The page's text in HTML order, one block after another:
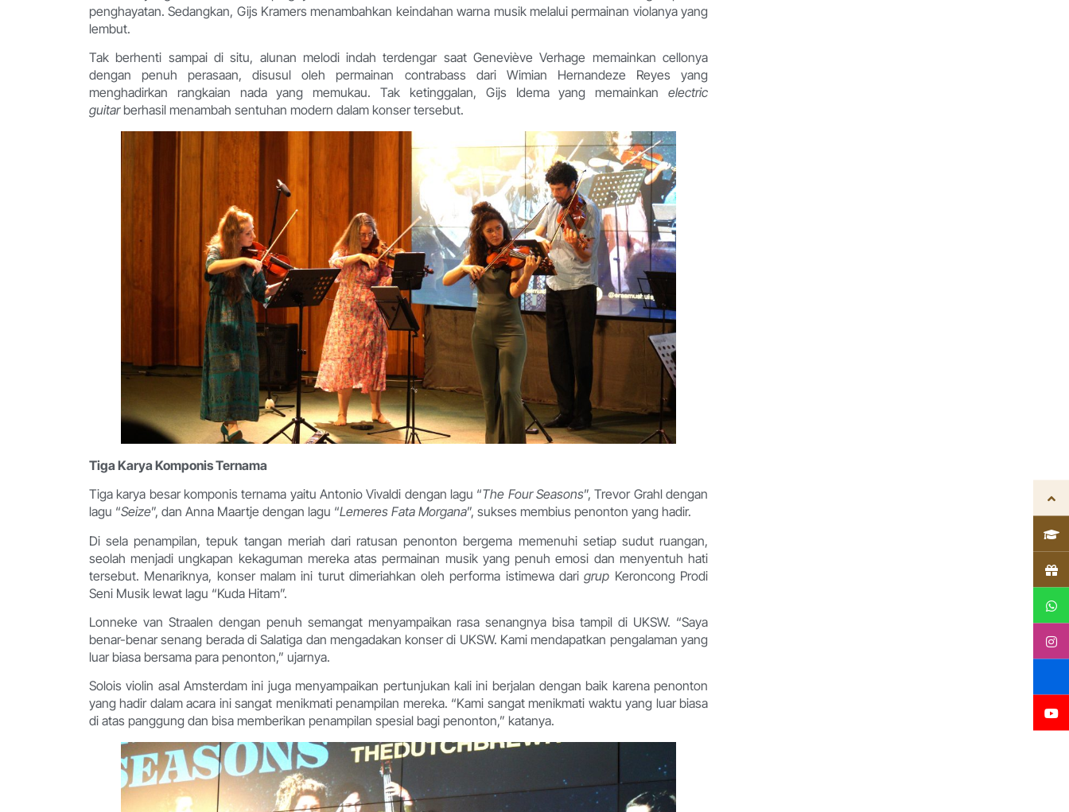
penghayatan. Sedangkan, Gijs Kramers menambahkan keindahan warna musik melalui permainan violanya yang
lembut.
Tak berhenti sampai di situ, alunan melodi indah terdengar saat Geneviève Verhage memainkan cellonya
dengan penuh perasaan, disusul oleh permainan contrabass dari Wimian Hernandeze Reyes yang
menghadirkan rangkaian nada yang memukau. Tak ketinggalan, Gijs Idema yang memainkan electric
guitarberhasil menambah sentuhan modern dalam konser tersebut.
Tiga Karya Komponis Ternama
Tiga karya besar komponis ternama yaitu Antonio Vivaldi dengan lagu “The Four Seasons”, Trevor Grahl dengan
lagu “Seize”, dan Anna Maartje dengan lagu “Lemeres Fata Morgana”, sukses membius penonton yang hadir.
Di sela penampilan, tepuk tangan meriah dari ratusan penonton bergema memenuhi setiap sudut ruangan,
seolah menjadi ungkapan kekaguman mereka atas permainan musik yang penuh emosi dan menyentuh hati
tersebut. Menariknya, konser malam ini turut dimeriahkan oleh performa istimewa darigrup Keroncong Prodi
Seni Musik lewat lagu “Kuda Hitam”.
Lonneke van Straalen dengan penuh semangat menyampaikan rasa senangnya bisa tampil di UKSW. “Saya
benar-benar senang berada di Salatiga dan mengadakan konser di UKSW. Kami mendapatkan pengalaman yang
luar biasa bersama para penonton,” ujarnya.
Solois violin asal Amsterdam ini juga menyampaikan pertunjukan kali ini berjalan dengan baik karena penonton
yang hadir dalam acara ini sangat menikmati penampilan mereka. “Kami sangat menikmati waktu yang luar biasa
di atas panggung dan bisa memberikan penampilan spesial bagi penonton,” katanya.